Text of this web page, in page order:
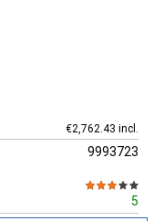
€2,762.43 incl.
9993723
5